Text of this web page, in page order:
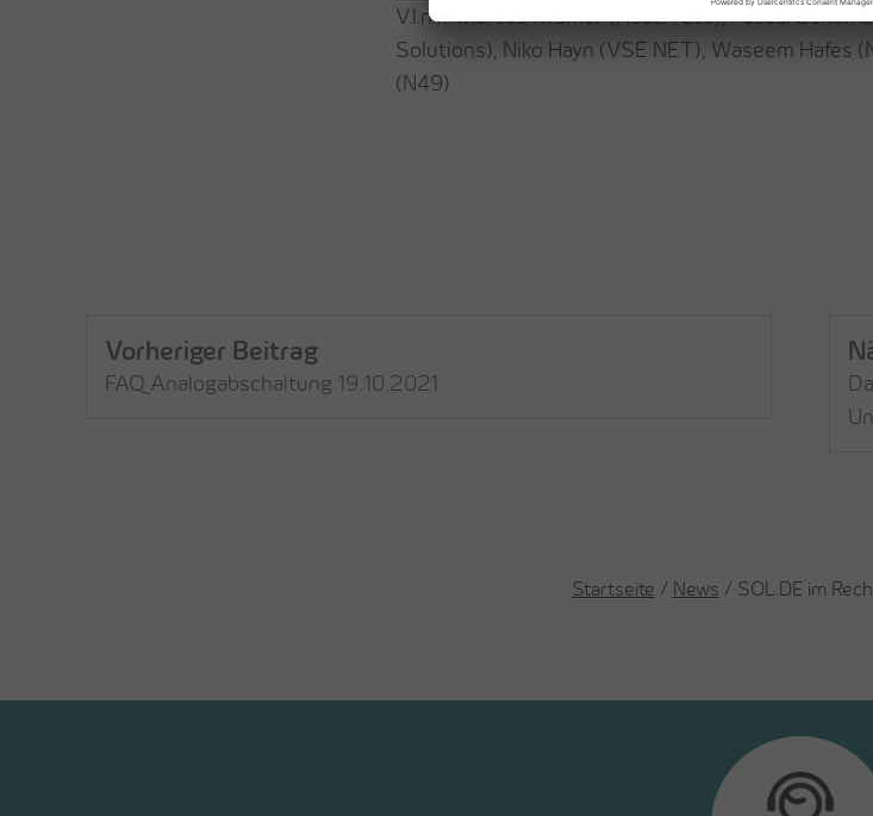
V.l.n.r.: Marcus Krämer (HostPress), Pascal
Solutions), Niko Hayn (VSE NET), Waseem Hafes
(N49)
Vorheriger Beitrag
FAQ Analogabschaltung 19.10.2021
Startseite / News / SOL.DE im